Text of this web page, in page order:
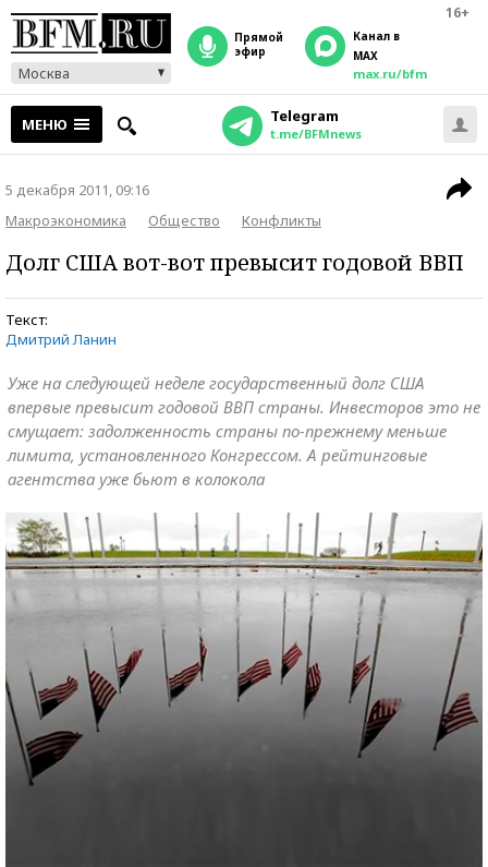
16+
Москва
прямой
эфир
Канал в
MAX
max.ru/bfm
МЕНЮ Telegram
t.me/BFMnews
5 декабря 2011, 09:16
Макроэкономика
Общество Конфликты
Долг США вот-вот превысит годовой ВВП
Текст:
Дмитрий Ланин
Уже на следующей неделе государственный долг США
впервые превысит годовой ВВП страны. Инвесторов это не
смущает: задолженность страны по-прежнему меньше
лимита, установленного Конгрессом. А рейтинговые
агентства уже бьют в колокола